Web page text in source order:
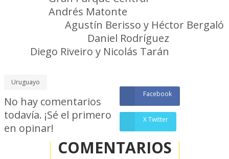
Andrés Matonte
Agustín Berisso y Héctor Bergaló
Daniel Rodríguez
Diego Riveiro y Nicolás Tarán
Uruguayo
Facebook
X Twitter
COMENTARIOS
No hay comentarios
todavía. ¡Sé el primero
en opinar!